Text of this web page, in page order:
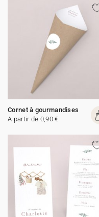
Cornet à gourmandises
A partir de 0,90 €